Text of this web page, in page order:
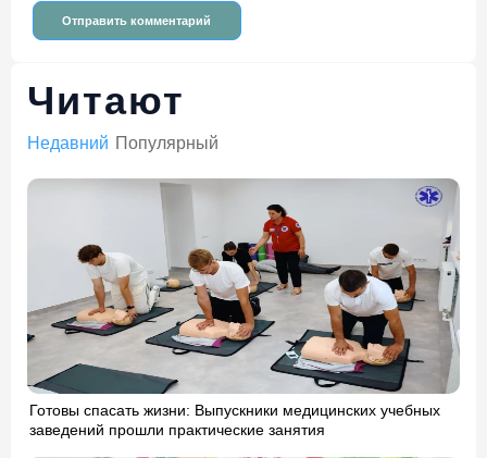
Читают
Недавний Популярный
Готовы спасать жизни: Выпускники медицинских учебных
заведений прошли практические занятия